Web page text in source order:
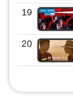
19
20